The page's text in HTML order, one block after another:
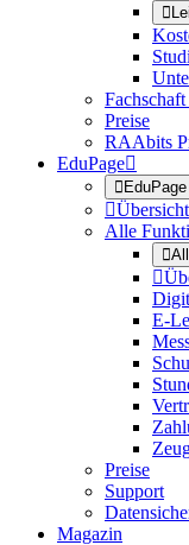

Preise
RAAbits
EduPage
EduPage
Übersicht
Alle


E-
Preise
Support
Magazin